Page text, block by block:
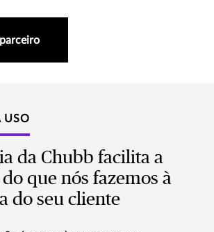
USO
da Chubb facilita a
que nós fazemos à
do seu cliente